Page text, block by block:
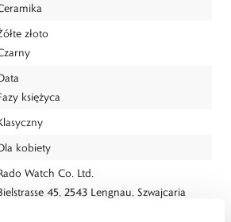
złoto
księżyca
kobiety
Watch Co. Ltd.
45, 2543 Lengnau, Szwajcaria